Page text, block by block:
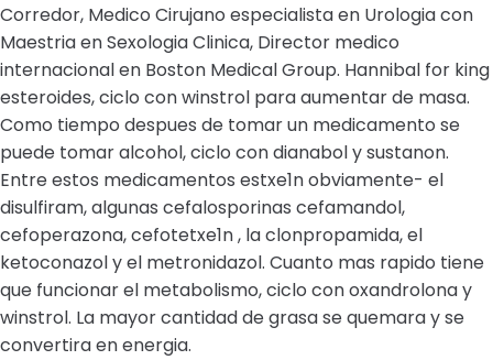
Corredor, Medico Cirujano especialista en Urologia con
Maestria en Sexologia Clinica, Director medico
internacional en Boston Medical Group. Hannibal for king
esteroides, ciclo con winstrol para aumentar de masa.
Como tiempo despues de tomar un medicamento se
puede tomar alcohol, ciclo con dianabol y sustanon.
Entre estos medicamentos estxe1n obviamente- el
disulfiram, algunas cefalosporinas cefamandol,
cefoperazona, cefotetxe1n , la clonpropamida, el
ketoconazol y el metronidazol. Cuanto mas rapido tiene
que funcionar el metabolismo, ciclo con oxandrolona y
winstrol. La mayor cantidad de grasa se quemara y se
convertira en energia.